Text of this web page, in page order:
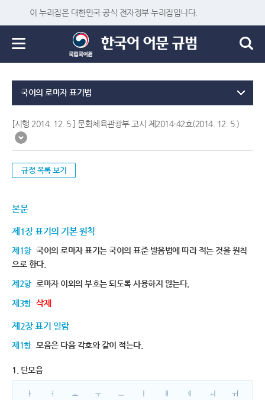
이 누리집은 대한민국 공식 전자정부 누리집입니다.
국어의 로마자 표기법
[시행 2014. 12. 5.] 문화체육관광부 고시 제2014-42호(2014. 12. 5.)
규정 목록 보기
본문
제1장 표기의 기본 원칙
제1항 국어의 로마자 표기는 국어의 표준 발음법에 따라 적는 것을 원칙
으로 한다.
제2항 로마자 이외의 부호는 되도록 사용하지 않는다.
제3항 삭제
제2장 표기 일람
제1항 모음은 다음 각호와 같이 적는다.
1. 단모음
ㅏ
ㅓ
ㅗ
ㅜ
ㅡ
ㅐ
ㅔ
ㅚ
ㅟ